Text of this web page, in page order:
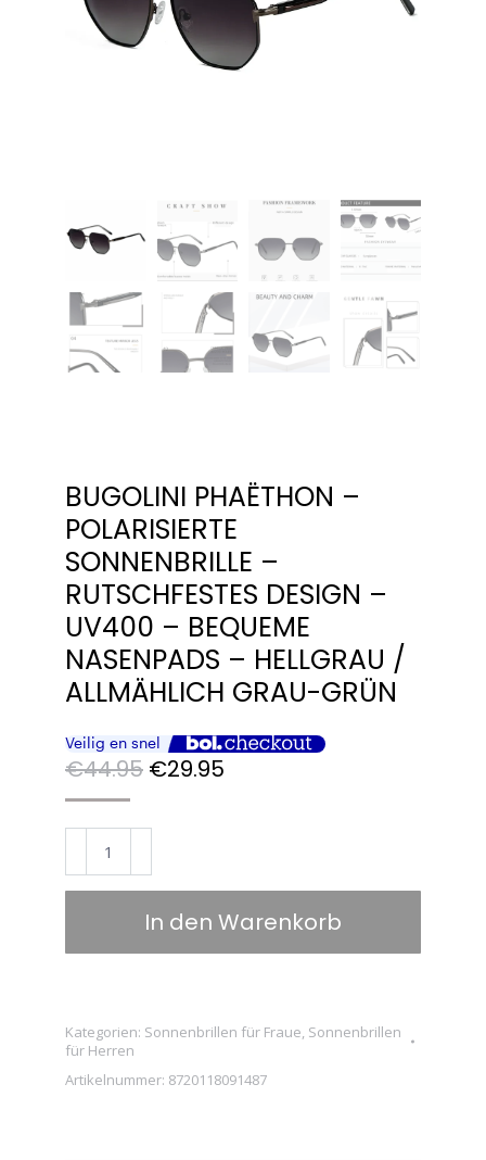
BUGOLINI PHAËTHON –
POLARISIERTE
SONNENBRILLE –
RUTSCHFESTES DESIGN –
UV400 – BEQUEME
NASENPADS – HELLGRAU /
ALLMÄHLICH GRAU-GRÜN
€44.95 Ursprünglicher
war:
€29.95
BUGOLINI
Phaëthon
Polarisierte
Rutschfestes
Design
–
In den Warenkorb
Kategorien: Sonnenbrillen für Fraue, Sonnenbrillen
für Herren
Artikelnummer: 8720118091487